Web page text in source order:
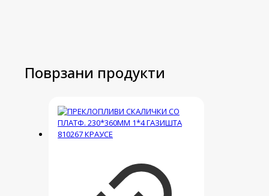
Поврзани продукти